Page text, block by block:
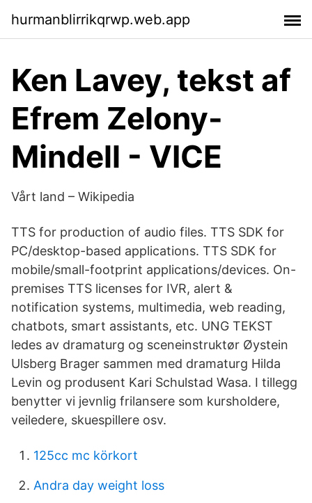
hurmanblirrikqrwp.web.app
Ken Lavey, tekst af
Efrem Zelony-
Mindell - VICE
Vårt land – Wikipedia
TTS for production of audio files. TTS SDK for
PC/desktop-based applications. TTS SDK for
mobile/small-footprint applications/devices. On-
premises TTS licenses for IVR, alert &
notification systems, multimedia, web reading,
chatbots, smart assistants, etc. UNG TEKST
ledes av dramaturg og sceneinstruktør Øystein
Ulsberg Brager sammen med dramaturg Hilda
Levin og produsent Kari Schulstad Wasa. I tillegg
benytter vi jevnlig frilansere som kursholdere,
veiledere, skuespillere osv.
125cc mc körkort
Andra day weight loss